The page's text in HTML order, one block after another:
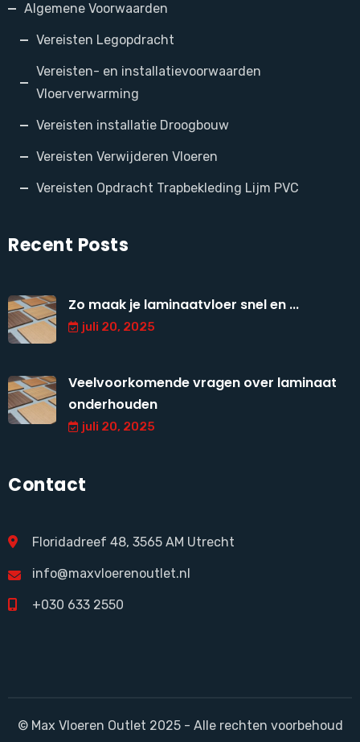
Algemene Voorwaarden
Vereisten Legopdracht
Vereisten- en installatievoorwaarden
Vloerverwarming
Vereisten installatie Droogbouw
Vereisten Verwijderen Vloeren
Vereisten Opdracht Trapbekleding Lijm PVC
Recent Posts
Zo maak je laminaatvloer snel en ...
juli 20, 2025
Veelvoorkomende vragen over laminaat
onderhouden
juli 20, 2025
Contact
Floridadreef 48, 3565 AM Utrecht
info@maxvloerenoutlet.nl
+030 633 2550
© Max Vloeren Outlet 2025 - Alle rechten voorbehoud